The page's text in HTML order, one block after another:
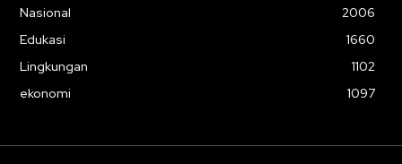
Nasional
2006
Edukasi
1660
Lingkungan
1102
ekonomi
1097